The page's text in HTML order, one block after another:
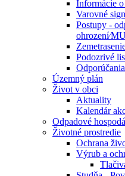
Informácie
Varovné
Postupy -
Podozrivé
Územný plán
Život v obci
Aktuality
Kalendár
Odpadové
Životné prostredie
Ochrana
Výrub a